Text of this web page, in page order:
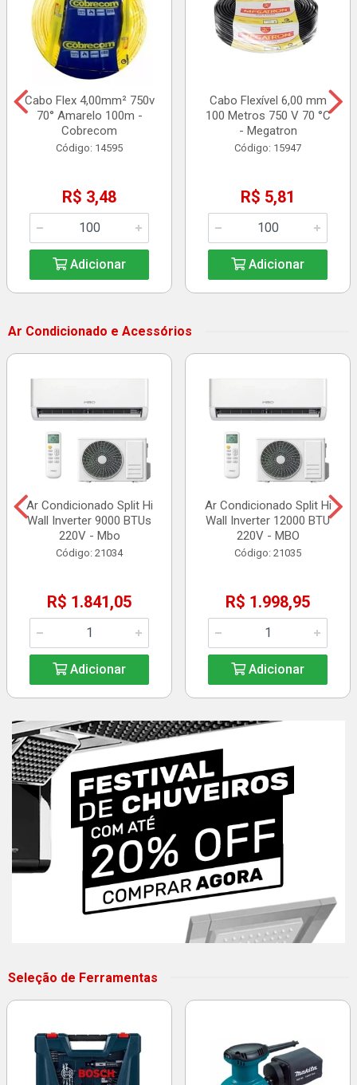
Cabo Flex 4,00mm² 750v
70° Amarelo 100m -
Cobrecom
Código: 14595
R$ 3,48
Adicionar
Cabo Flexível 6,00 mm
100 Metros 750 V 70 °C
- Megatron
Código: 15947
R$ 5,81
Adicionar
Ar Condicionado e Acessórios
Ar Condicionado Split Hi
Wall Inverter 9000 BTUs
220V - Mbo
Código: 21034
R$ 1.841,05
Adicionar
Ar Condicionado Split Hi
Wall Inverter 12000 BTU
220V - MBO
Código: 21035
R$ 1.998,95
Adicionar
Seleção de Ferramentas